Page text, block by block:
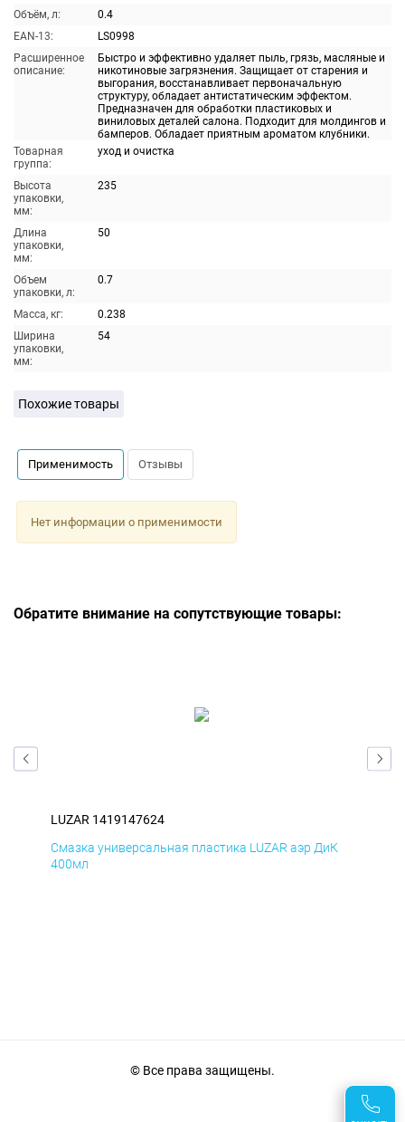
Объём, л:
0.4
EAN-13:
LS0998
Расширенное
описание:
Быстро и эффективно удаляет пыль, грязь, масляные и
никотиновые загрязнения. Защищает от старения и
выгорания, восстанавливает первоначальную
структуру, обладает антистатическим эффектом.
Предназначен для обработки пластиковых и
виниловых деталей салона. Подходит для молдингов и
бамперов. Обладает приятным ароматом клубники.
Товарная
группа:
уход и очистка
Высота
упаковки,
мм:
235
Длина
упаковки,
мм:
50
Объем
упаковки, л:
0.7
Масса, кг:
0.238
Ширина
упаковки,
мм:
54
Похожие товары
Применимость Отзывы
Нет информации о применимости
Обратите внимание на сопутствующие товары:
LUZAR 1419147624
Смазка универсальная пластика LUZAR аэр ДиК
400мл
© Все права защищены.